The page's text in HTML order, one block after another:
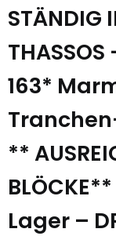
STÄNDIG
163*
**
Lager –